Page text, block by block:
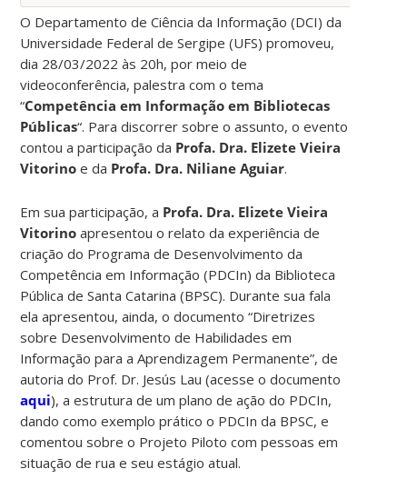
O Departamento de Ciência da Informação (DCI) da
Universidade Federal de Sergipe (UFS) promoveu,
dia 28/03/2022 às 20h, por meio de
videoconferência, palestra com o tema
“Competência em Informação em Bibliotecas
Públicas“. Para discorrer sobre o assunto, o evento
contou a participação da Profa. Dra. Elizete Vieira
Vitorino e da Profa. Dra. Niliane Aguiar.
Em sua participação, a Profa. Dra. Elizete Vieira
Vitorino apresentou o relato da experiência de
criação do Programa de Desenvolvimento da
Competência em Informação (PDCIn) da Biblioteca
Pública de Santa Catarina (BPSC). Durante sua fala
ela apresentou, ainda, o documento “Diretrizes
sobre Desenvolvimento de Habilidades em
Informação para a Aprendizagem Permanente”, de
autoria do Prof. Dr. Jesús Lau (acesse o documento
aqui), a estrutura de um plano de ação do PDCIn,
dando como exemplo prático o PDCIn da BPSC, e
comentou sobre o Projeto Piloto com pessoas em
situação de rua e seu estágio atual.